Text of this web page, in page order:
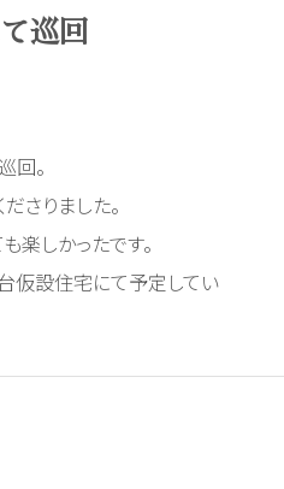
巡回
回。
さりました。
楽しかったです。
仮設住宅にて予定してい